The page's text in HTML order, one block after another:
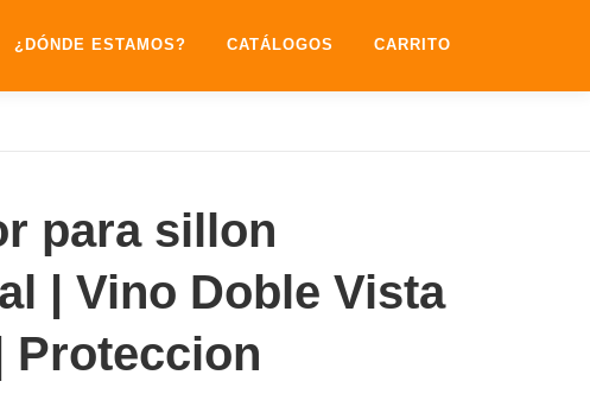
¿DÓNDE ESTAMOS? CATÁLOGOS CARRITO
para sillon
| Vino Doble Vista
Proteccion